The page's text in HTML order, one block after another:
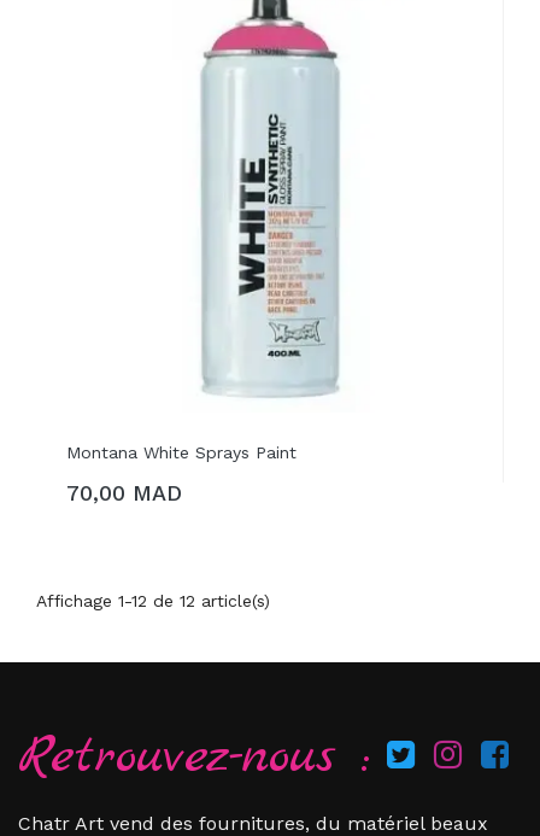
Montana White Sprays Paint
AJOUTER AU PANIER
70,00 MAD
Affichage 1-12 de 12 article(s)
Retrouvez-nous :
Chatr Art vend des fournitures, du matériel beaux